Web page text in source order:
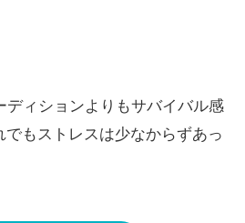
ディションよりもサバイバル感
もストレスは少なからずあっ